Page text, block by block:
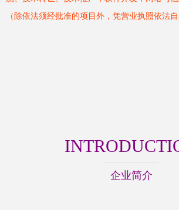
（除依法须经批准的项目外，凭营业执照依法
企业简介